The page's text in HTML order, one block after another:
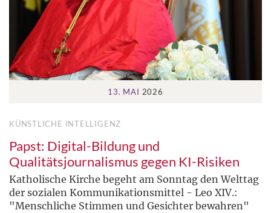
13. MAI 2026
KÜNSTLICHE INTELLIGENZ
Papst: Digital-Bildung und
Qualitätsjournalismus gegen KI-Risiken
Katholische Kirche begeht am Sonntag den Welttag
der sozialen Kommunikationsmittel - Leo XIV.:
"Menschliche Stimmen und Gesichter bewahren"